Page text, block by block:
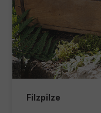
Filzpilze